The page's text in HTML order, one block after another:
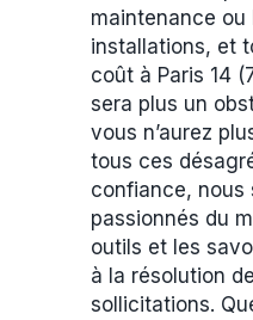
maintenance
installations, et
coût à Paris 14
sera plus un
vous n’aurez
tous ces
confiance, nous
passionnés du
outils et les
à la résolution
sollicitations.